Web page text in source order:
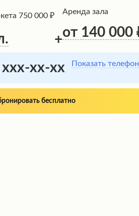
750 000 ₽
+
Аренда зала
от 140 000
xxx-xx-xx Показать телефон
бесплатно